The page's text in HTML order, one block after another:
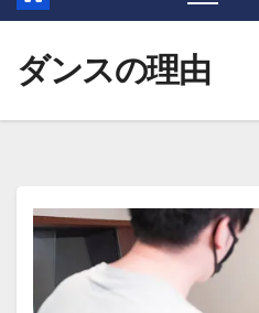
ダンスの理由